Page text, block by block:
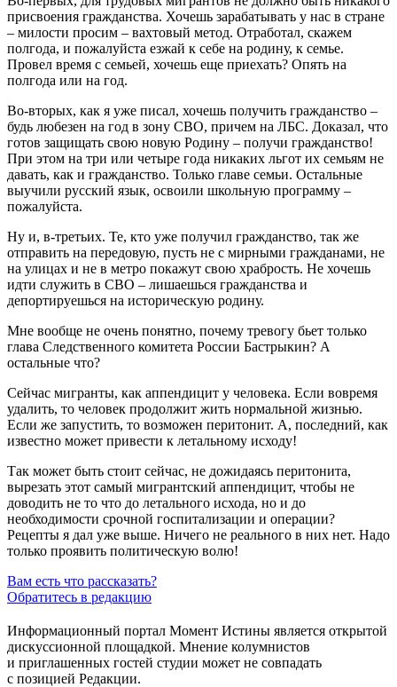
присвоения гражданства. Хочешь зарабатывать у нас в стране
– милости просим – вахтовый метод. Отработал, скажем
полгода, и пожалуйста езжай к себе на родину, к семье.
Провел время с семьей, хочешь еще приехать? Опять на
полгода или на год.
Во-вторых, как я уже писал, хочешь получить гражданство –
будь любезен на год в зону СВО, причем на ЛБС. Доказал, что
готов защищать свою новую Родину – получи гражданство!
При этом на три или четыре года никаких льгот их семьям не
давать, как и гражданство. Только главе семьи. Остальные
выучили русский язык, освоили школьную программу –
пожалуйста.
Ну и, в-третьих. Те, кто уже получил гражданство, так же
отправить на передовую, пусть не с мирными гражданами, не
на улицах и не в метро покажут свою храбрость. Не хочешь
идти служить в СВО – лишаешься гражданства и
депортируешься на историческую родину.
Мне вообще не очень понятно, почему тревогу бьет только
глава Следственного комитета России Бастрыкин? А
остальные что?
Сейчас мигранты, как аппендицит у человека. Если вовремя
удалить, то человек продолжит жить нормальной жизнью.
Если же запустить, то возможен перитонит. А, последний, как
известно может привести к летальному исходу!
Так может быть стоит сейчас, не дожидаясь перитонита,
вырезать этот самый мигрантский аппендицит, чтобы не
доводить не то что до летального исхода, но и до
необходимости срочной госпитализации и операции?
Рецепты я дал уже выше. Ничего не реального в них нет. Надо
только проявить политическую волю!
Вам есть что рассказать?
Обратитесь в редакцию
Информационный портал Момент Истины является открытой
дискуссионной площадкой. Мнение колумнистов
и приглашенных гостей студии может не совпадать
с позицией Редакции.